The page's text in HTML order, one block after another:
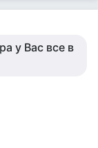
у Вас все в